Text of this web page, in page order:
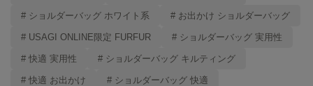
# ショルダーバッグ ホワイト系 # お出かけ ショルダーバッグ
# USAGI ONLINE限定 FURFUR # ショルダーバッグ 実用性
# 快適 実用性 # ショルダーバッグ キルティング
# 快適 お出かけ # ショルダーバッグ 快適